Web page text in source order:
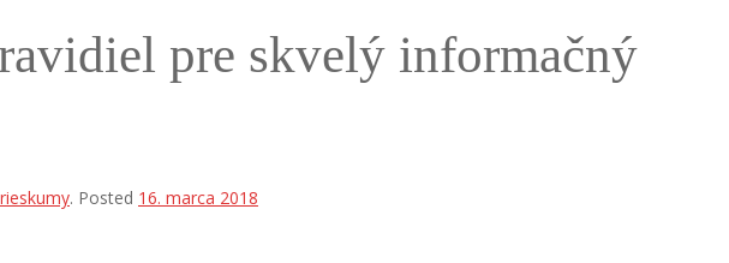
pre skvelý informačný
. Posted 16. marca 2018